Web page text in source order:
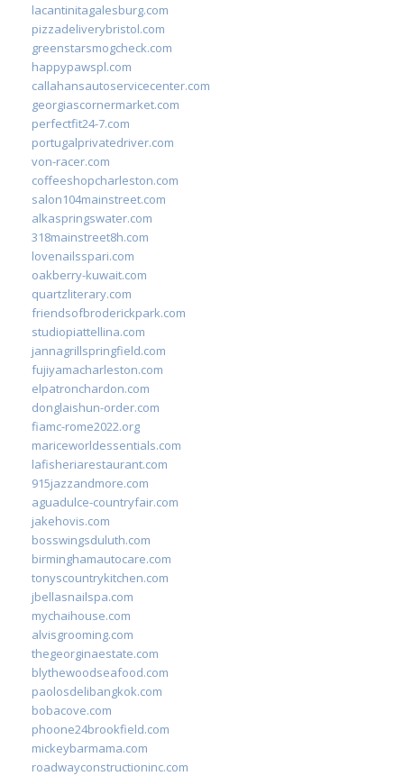
lacantinitagalesburg.com
pizzadeliverybristol.com
greenstarsmogcheck.com
happypawspl.com
callahansautoservicecenter.com
georgiascornermarket.com
perfectfit24-7.com
portugalprivatedriver.com
von-racer.com
coffeeshopcharleston.com
salon104mainstreet.com
alkaspringswater.com
318mainstreet8h.com
lovenailsspari.com
oakberry-kuwait.com
quartzliterary.com
friendsofbroderickpark.com
studiopiattellina.com
jannagrillspringfield.com
fujiyamacharleston.com
elpatronchardon.com
donglaishun-order.com
fiamc-rome2022.org
mariceworldessentials.com
lafisheriarestaurant.com
915jazzandmore.com
aguadulce-countryfair.com
jakehovis.com
bosswingsduluth.com
birminghamautocare.com
tonyscountrykitchen.com
jbellasnailspa.com
mychaihouse.com
alvisgrooming.com
thegeorginaestate.com
blythewoodseafood.com
paolosdelibangkok.com
bobacove.com
phoone24brookfield.com
mickeybarmama.com
roadwayconstructioninc.com